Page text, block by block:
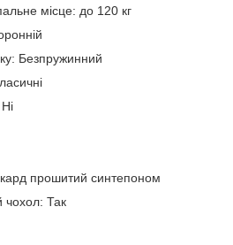
місце: до 120 кг
Безпружинний
прошитий синтепоном
чохол: Так